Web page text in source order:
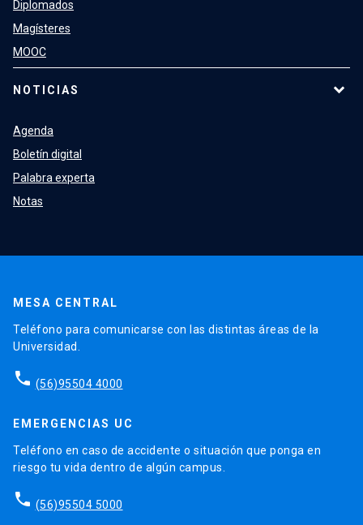
Diplomados
Magísteres
MOOC
NOTICIAS
Agenda
Boletín digital
Palabra experta
Notas
MESA CENTRAL
Teléfono para comunicarse con las distintas áreas de la
Universidad.
phone (56)95504 4000
EMERGENCIAS UC
Teléfono en caso de accidente o situación que ponga en
riesgo tu vida dentro de algún campus.
phone (56)95504 5000